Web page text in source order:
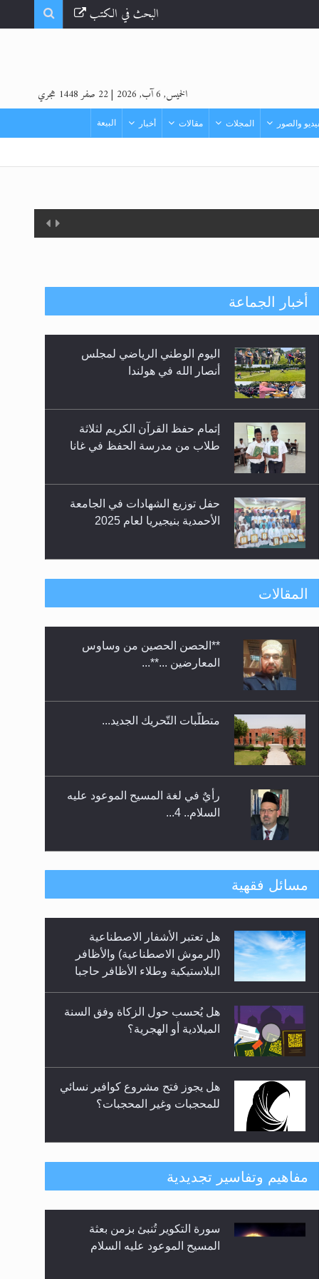
البحث في الكتب
الخميس, 6 آب, 2026 |22 صفر 1448 هجري
والصور المجلات مقالات أخبار البيعة
أخبار الجماعة
اليوم الوطني الرياضي لمجلس
أنصار الله في هولندا
إتمام حفظ القرآن الكريم لثلاثة
طلاب من مدرسة الحفظ في غانا
حفل توزيع الشهادات في الجامعة
الأحمدية بنيجيريا لعام 2025
معرض القرآن الكريم لمدة ثلاثين
ندوة حول نظام الوصية في
الجماعة الأحمدية في شيتاغونغ –
المقالات
**الحصن الحصين من وساوس
المعارضين ...**...
متطلَّبات التّحريك الجديد...
رأيٌ في لغة المسيح الموعود عليه
السلام.. 4...
الهجرة: بحث عن الأمن والسلام في
رأيٌ في لغة المسيح الموعود عليه
السلام ..«3» نظرة في شعر
المسيح الموعود عليه السلام.....
مسائل فقهية
هل تعتبر الأشفار الاصطناعية
(الرموش الاصطناعية) والأظافر
البلاستيكية وطلاء الأظافر حاجبا
هل يُحسب حول الزكاة وفق السنة
الميلادية أو الهجرية؟
هل يجوز فتح مشروع كوافير نسائي
للمحجبات وغير المحجبات؟
فتوى أمير المؤمنين الميرزا مسرور
أحمد أيده الله في أطفال الأنابيب
هل من الصحيح أن ديّة المرأة
المقتولة تساوي نصف ديّة الرجل
مفاهيم وتفاسير تجديدية
سورة التكوير تُنبئ بزمن بعثة
المسيح الموعود عليه السلام